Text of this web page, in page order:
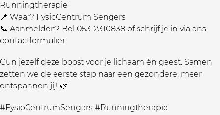
Runningtherapie
📍 Waar? FysioCentrum Sengers
📞 Aanmelden? Bel 053-2310838 of schrijf je in via ons
contactformulier
Gun jezelf deze boost voor je lichaam én geest. Samen
zetten we de eerste stap naar een gezondere, meer
ontspannen jij! 🌿
#FysioCentrumSengers #Runningtherapie